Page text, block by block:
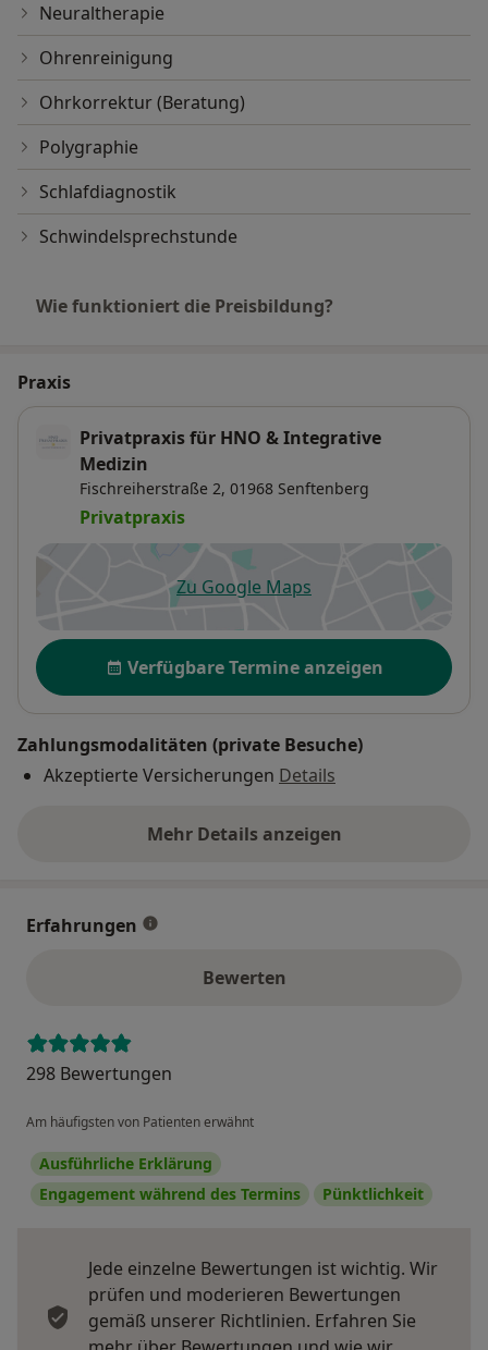
Neuraltherapie
Ohrenreinigung
Ohrkorrektur (Beratung)
Polygraphie
Schlafdiagnostik
Schwindelsprechstunde
Wie funktioniert die Preisbildung?
Praxis
Privatpraxis für HNO & Integrative
Medizin
Fischreiherstraße 2, 01968 Senftenberg
Privatpraxis
Zu Google Mapsöffnet in einer neuen
Verfügbarkeit
Verfügbare Termine anzeigen
Zahlungsmodalitäten (private Besuche)
Akzeptierte Versicherungen Details
Mehr Details anzeigen
über die Adresse
Erfahrungen
Bewerten
298 Bewertungen
Am häufigsten von Patienten erwähnt
Ausführliche Erklärung
Engagement während des Termins
Pünktlichkeit
Jede einzelne Bewertungen ist wichtig. Wir
prüfen und moderieren Bewertungen
gemäß unserer Richtlinien. Erfahren Sie